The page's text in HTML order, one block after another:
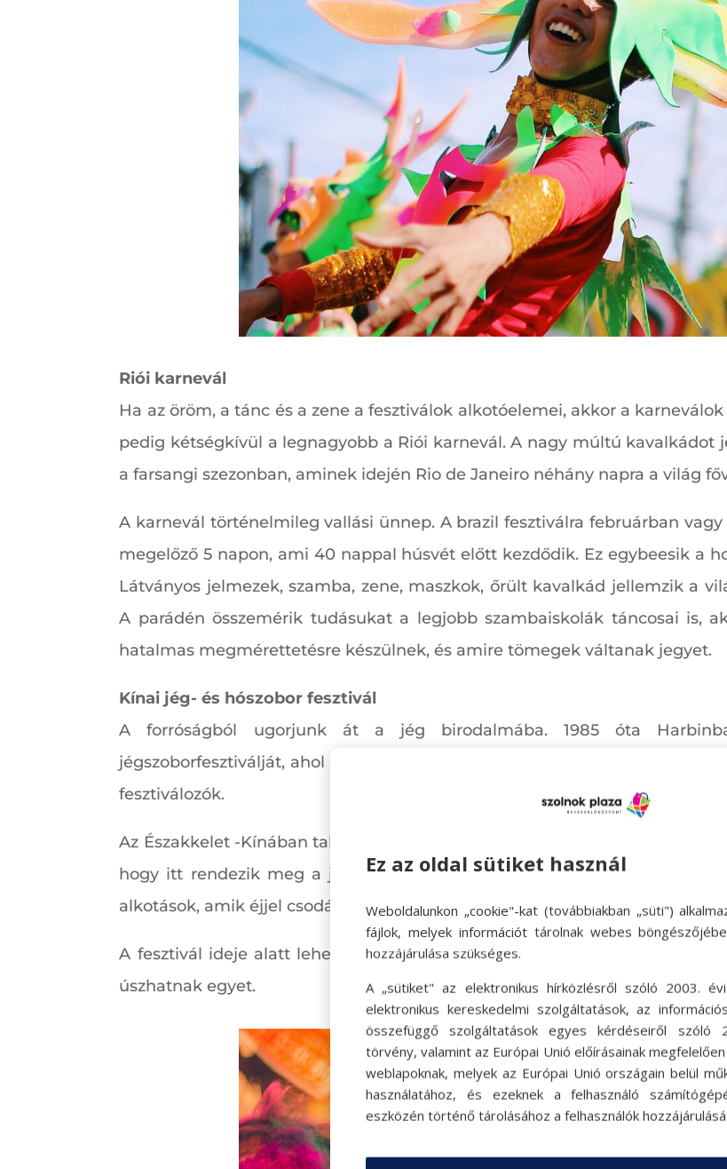
Riói karnevál
Ha az öröm, a tánc és a zene a fesztiválok alkotóelemei, akkor a
pedig kétségkívül a legnagyobb a Riói karnevál. A nagy múltú kavalkádot
a farsangi szezonban, aminek idején Rio de Janeiro néhány napra a világ
A karnevál történelmileg vallási ünnep. A brazil fesztiválra februárban
megelőző 5 napon, ami 40 nappal húsvét előtt kezdődik. Ez egybeesik a
Látványos jelmezek, szamba, zene, maszkok, őrült kavalkád jellemzik a
A parádén összemérik tudásukat a legjobb szambaiskolák táncosai is,
hatalmas megmérettetésre készülnek, és amire tömegek váltanak jegyet.
Kínai jég- és hószobor fesztivál
A forróságból ugorjunk át a jég birodalmába. 1985 óta
jégszoborfesztiválját, ahol lélegzetelállító jég és hóalkotásokat, valamint
fesztiválozók.
Az Északkelet -Kínában található Harbin az ország leghidegebb városa.
hogy itt rendezik meg a jeges fesztivált, ami januártól több hétig várja
alkotások, amik éjjel csodálatos kivilágítást kapnak, több millió embert
A fesztivál ideje alatt lehet síelni, különböző kiállítások is várják a
úszhatnak egyet.
Ez az oldal sütiket használ
Weboldalunkon „cookie"-kat (továbbiakban „süti")
fájlok, melyek információt tárolnak webes
hozzájárulása szükséges.
A „sütiket" az elektronikus hírközlésről szóló 2003.
elektronikus kereskedelmi szolgáltatások, az
összefüggő szolgáltatások egyes kérdéseiről szóló
törvény, valamint az Európai Unió előírásainak megfelelően
weblapoknak, melyek az Európai Unió országain belül
használatához, és ezeknek a felhasználó
eszközén történő tárolásához a felhasználók